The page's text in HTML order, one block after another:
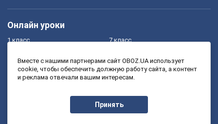
Онлайн уроки
1 класс
3 класс
7 класс
9 класс
Вместе с нашими партнерами сайт OBOZ.UA использует
cookie, чтобы обеспечить должную работу сайта, а контент
и реклама отвечали вашим интересам.
Принять